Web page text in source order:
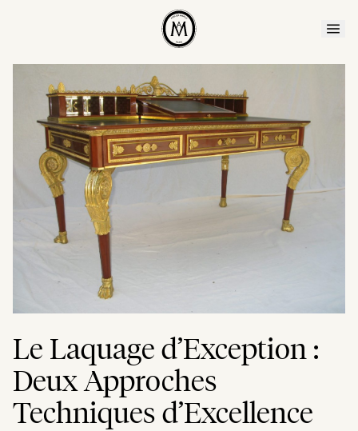
Le Laquage d’Exception :
Deux Approches
Techniques d’Excellence